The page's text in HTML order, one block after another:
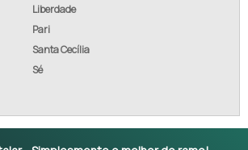
Liberdade
Pari
Santa Cecília
Sé